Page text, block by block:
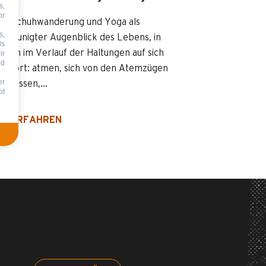
und Yoga als
Augenblick des Lebens, in
man im Verlauf der Haltungen auf sich
hört: atmen, sich von den Atemzügen
lassen,...
ERFAHREN